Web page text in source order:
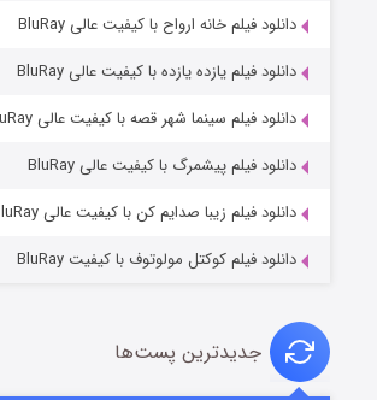
دانلود فیلم خانه ارواح با کیفیت عالی BluRay
دانلود فیلم یازده یازده با کیفیت عالی BluRay
دانلود فیلم سینما شهر قصه با کیفیت عالی BluRay
دانلود فیلم پیشمرگ با کیفیت عالی BluRay
دانلود فیلم زیبا صدایم کن با کیفیت عالی BluRay
دانلود فیلم کوکتل مولوتوف با کیفیت BluRay
جدیدترین پست‌ها